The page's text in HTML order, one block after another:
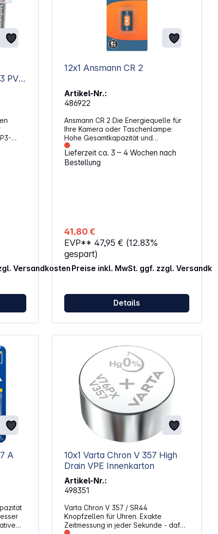
2 Stück
UM4,
Versandkosten
12x1 Ansmann CR 2
Artikel-Nr.:
486922
Ansmann CR 2 Die Energiequelle für
Ihre Kamera oder Taschenlampe:
Hohe Gesamtkapazität und
Stromabgabe sowie größte
Zuverlässigkeit sind bei dieser
Batterie selbstverständlich- Für
Lieferzeit ca. 3 – 4 Wochen nach
Bestellung
41,80 €
EVP** 47,95 € (12.83%
gespart)
Preise inkl. MwSt. ggf. zzgl.
Details
A
10x1 Varta Chron V 357 High
Drain VPE Innenkarton
Artikel-Nr.:
498351
Varta Chron V 357 / SR44
Knopfzellen für Uhren. Exakte
Zeitmessung in jeder Sekunde - dafür